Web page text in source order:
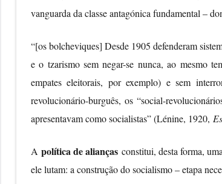
vanguarda da classe antagónica fundamental –
“[os bolcheviques] Desde 1905 defenderam
e o tzarismo sem negar-se nunca, ao mesmo
empates eleitorais, por exemplo) e sem
revolucionário-burguês, os “social-
apresentavam como socialistas” (Lénine, 1920,
Apolítica de alianças constitui, desta forma,
ele lutam: a construção do socialismo – etapa